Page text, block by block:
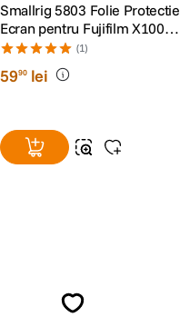
Smallrig 5803 Folie Protectie
Ecran pentru Fujifilm X100VI
/ X100V / X-E4 / X-T4 / X-T5 /
Ricoh GR IV
(1)
5990 lei